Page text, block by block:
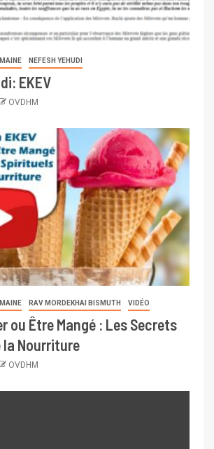
NEFESH YEHUDI
EKEV
OVDHM
RAV MORDEKHAI BISMUTH VIDÉO
ou Être Mangé : Les Secrets
Nourriture
OVDHM